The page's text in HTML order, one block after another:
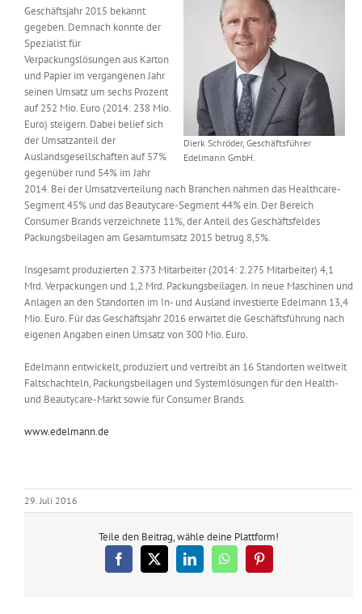
Messen & Events
Unternehmen
Interviews
Wissen
Product Guide
Jobshop
Suche
nach:
Dierk Schröder, Geschäftsführer
Edelmann GmbH.
Geschäftsjahr 2015 bekannt
gegeben. Demnach konnte der
Spezialist für
Verpackungslösungen aus Karton
und Papier im vergangenen Jahr
seinen Umsatz um sechs Prozent
auf 252 Mio. Euro (2014: 238 Mio.
Euro) steigern. Dabei belief sich
der Umsatzanteil der
Auslandsgesellschaften auf 57%
gegenüber rund 54% im Jahr
2014. Bei der Umsatzverteilung nach Branchen nahmen das Healthcare-
Segment 45% und das Beautycare-Segment 44% ein. Der Bereich
Consumer Brands verzeichnete 11%, der Anteil des Geschäftsfeldes
Packungsbeilagen am Gesamtumsatz 2015 betrug 8,5%.
Insgesamt produzierten 2.373 Mitarbeiter (2014: 2.275 Mitarbeiter) 4,1
Mrd. Verpackungen und 1,2 Mrd. Packungsbeilagen. In neue Maschinen und
Anlagen an den Standorten im In- und Ausland investierte Edelmann 13,4
Mio. Euro. Für das Geschäftsjahr 2016 erwartet die Geschäftsführung nach
eigenen Angaben einen Umsatz von 300 Mio. Euro.
Edelmann entwickelt, produziert und vertreibt an 16 Standorten weltweit
Faltschachteln, Packungsbeilagen und Systemlösungen für den Health-
und Beautycare-Markt sowie für Consumer Brands.
www.edelmann.de
29. Juli 2016
Teile den Beitrag, wähle deine Plattform!
Facebook
X LinkedInWhatsAppPinterest